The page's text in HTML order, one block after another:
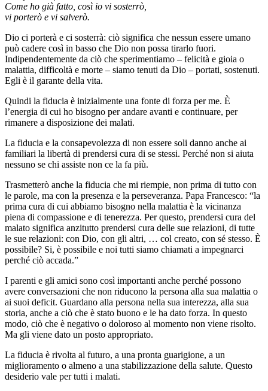
Come ho già fatto, così io vi sosterrò,
vi porterò e vi salverò.
Dio ci porterà e ci sosterrà: ciò significa che nessun essere umano
può cadere così in basso che Dio non possa tirarlo fuori.
Indipendentemente da ciò che sperimentiamo – felicità e gioia o
malattia, difficoltà e morte – siamo tenuti da Dio – portati, sostenuti.
Egli è il garante della vita.
Quindi la fiducia è inizialmente una fonte di forza per me. È
l’energia di cui ho bisogno per andare avanti e continuare, per
rimanere a disposizione dei malati.
La fiducia e la consapevolezza di non essere soli danno anche ai
familiari la libertà di prendersi cura di se stessi. Perché non si aiuta
nessuno se chi assiste non ce la fa più.
Trasmetterò anche la fiducia che mi riempie, non prima di tutto con
le parole, ma con la presenza e la perseveranza. Papa Francesco: “la
prima cura di cui abbiamo bisogno nella malattia è la vicinanza
piena di compassione e di tenerezza. Per questo, prendersi cura del
malato significa anzitutto prendersi cura delle sue relazioni, di tutte
le sue relazioni: con Dio, con gli altri, … col creato, con sé stesso. È
possibile? Si, è possibile e noi tutti siamo chiamati a impegnarci
perché ciò accada.”
I parenti e gli amici sono così importanti anche perché possono
avere conversazioni che non riducono la persona alla sua malattia o
ai suoi deficit. Guardano alla persona nella sua interezza, alla sua
storia, anche a ciò che è stato buono e le ha dato forza. In questo
modo, ciò che è negativo o doloroso al momento non viene risolto.
Ma gli viene dato un posto appropriato.
La fiducia è rivolta al futuro, a una pronta guarigione, a un
miglioramento o almeno a una stabilizzazione della salute. Questo
desiderio vale per tutti i malati.